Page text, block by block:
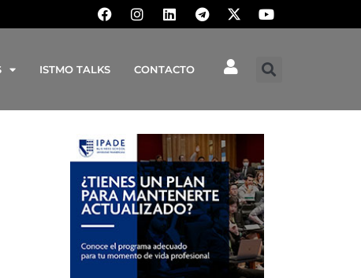
ISTMO TALKS CONTACTO